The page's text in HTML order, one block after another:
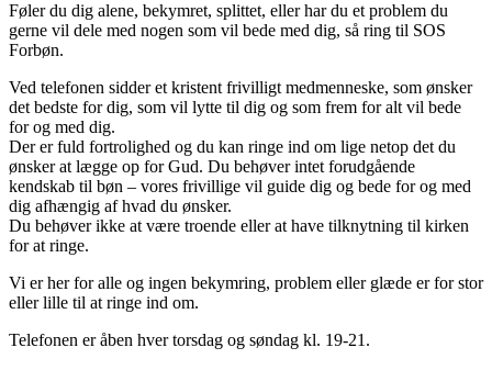
Føler du dig alene, bekymret, splittet, eller har du et problem du
gerne vil dele med nogen som vil bede med dig, så ring til SOS
Forbøn.
Ved telefonen sidder et kristent frivilligt medmenneske, som ønsker
det bedste for dig, som vil lytte til dig og som frem for alt vil bede
for og med dig.
Der er fuld fortrolighed og du kan ringe ind om lige netop det du
ønsker at lægge op for Gud. Du behøver intet forudgående
kendskab til bøn – vores frivillige vil guide dig og bede for og med
dig afhængig af hvad du ønsker.
Du behøver ikke at være troende eller at have tilknytning til kirken
for at ringe.
Vi er her for alle og ingen bekymring, problem eller glæde er for stor
eller lille til at ringe ind om.
Telefonen er åben hver torsdag og søndag kl. 19-21.